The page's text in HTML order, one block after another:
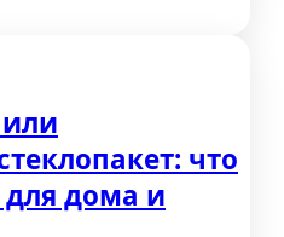
что
дома и